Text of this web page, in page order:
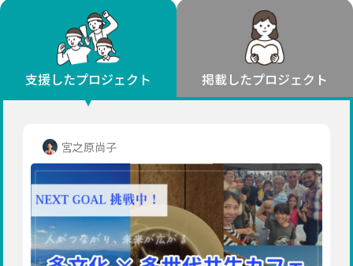
環境・エシカル
人権・マイノリティ
社会貢献
地域からさがす 北海道・東北
北海道
宮城
秋田
山形
福島
茨城 栃木 群馬
千葉
東京
神奈川
新潟 富山
長野
岐阜 静岡 愛知
近畿
三重 京都 大阪
兵庫
奈良
和歌山
中国
支援したプロジェクト 掲載したプロジェクト
宮之原尚子